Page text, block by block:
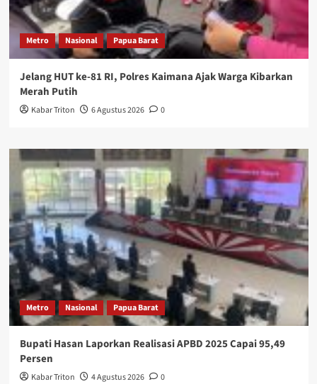
Metro Nasional Papua Barat
Jelang HUT ke-81 RI, Polres Kaimana Ajak Warga Kibarkan
Merah Putih
Kabar Triton 6 Agustus 2026 0
Metro Nasional Papua Barat
Bupati Hasan Laporkan Realisasi APBD 2025 Capai 95,49
Persen
Kabar Triton 4 Agustus 2026 0